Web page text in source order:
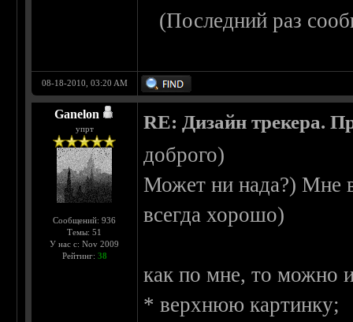
(Последний раз
08-18-2010, 03:20 AM
Ganelon
упрт
Сообщений: 936
Темы: 51
У нас с: Nov 2009
Рейтинг: 38
RE: Дизайн трекера.
доброго)
Может ни нада?) Мне
всегда хорошо)
как по мне, то можно
* верхнюю картинку;